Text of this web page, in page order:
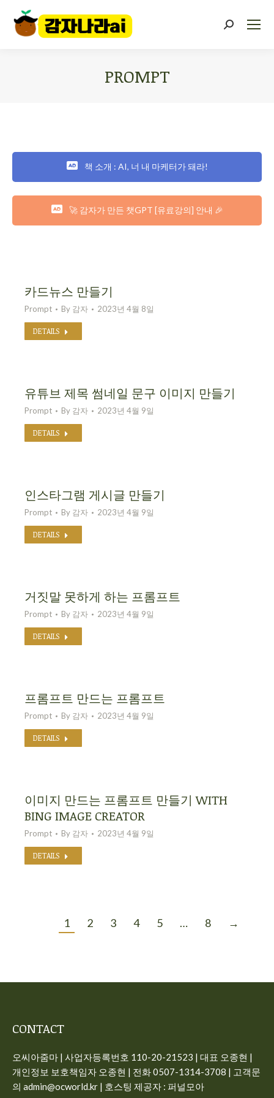
PROMPT
책 소개 : AI, 너 내 마케터가 돼라!
🚀 감자가 만든 챗GPT [유료강의] 안내 🎉
카드뉴스 만들기
Prompt By 감자 2023년 4월 8일
DETAILS
유튜브 제목 썸네일 문구 이미지 만들기
Prompt By 감자 2023년 4월 9일
DETAILS
인스타그램 게시글 만들기
Prompt By 감자 2023년 4월 9일
DETAILS
거짓말 못하게 하는 프롬프트
Prompt By 감자 2023년 4월 9일
DETAILS
프롬프트 만드는 프롬프트
Prompt By 감자 2023년 4월 9일
DETAILS
이미지 만드는 프롬프트 만들기 WITH
BING IMAGE CREATOR
Prompt By 감자 2023년 4월 9일
DETAILS
1 2 3 4 5 … 8 →
CONTACT
오씨아줌마 | 사업자등록번호 110-20-21523 | 대표 오종현 |
개인정보 보호책임자 오종현 | 전화 0507-1314-3708 | 고객문
의 admin@ocworld.kr | 호스팅 제공자 : 퍼널모아